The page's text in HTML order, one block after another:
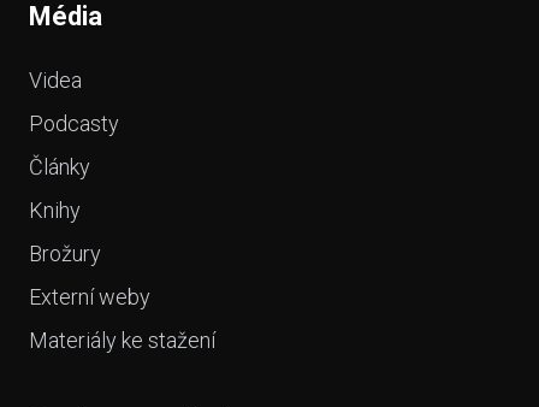
Média
Videa
Podcasty
Články
Knihy
Brožury
Externí weby
Materiály ke stažení